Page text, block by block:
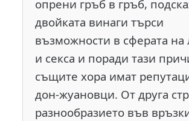
опрени гръб в гръб,
двойката винаги търси
възможности в сферата на
и секса и поради тази
същите хора имат
дон-жуановци. От друга
разнообразието във